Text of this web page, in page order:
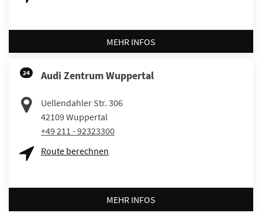
MEHR INFOS
24 Audi Zentrum Wuppertal
Uellendahler Str. 306
42109Wuppertal
+49 211 - 92323300
Route berechnen
MEHR INFOS